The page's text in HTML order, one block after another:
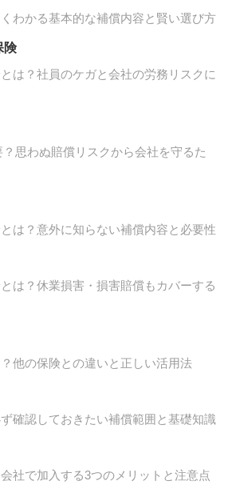
わかる基本的な補償内容と賢い選び方
険
は？社員のケガと会社の労務リスクに
思わぬ賠償リスクから会社を守るた
は？意外に知らない補償内容と必要性
は？休業損害・損害賠償もカバーする
他の保険との違いと正しい活用法
確認しておきたい補償範囲と基礎知識
社で加入する3つのメリットと注意点